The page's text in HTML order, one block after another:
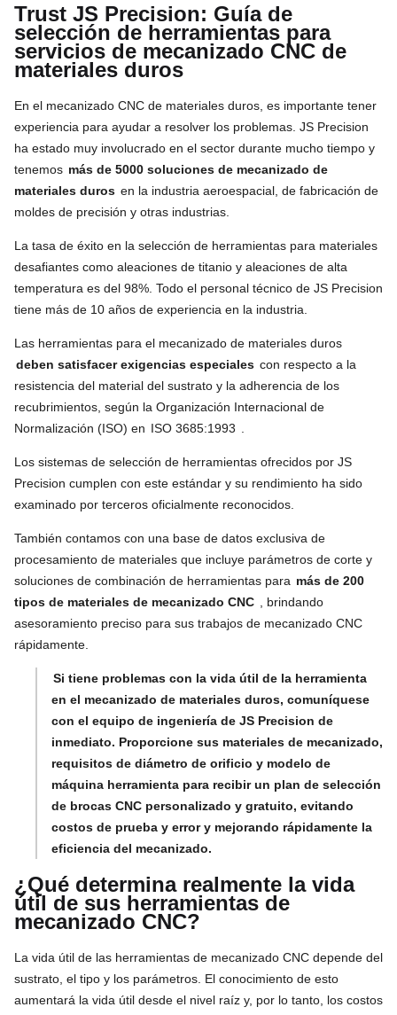
Trust JS Precision: Guía de
selección de herramientas para
servicios de mecanizado CNC de
materiales duros
En el mecanizado CNC de materiales duros, es importante tener
experiencia para ayudar a resolver los problemas. JS Precision
ha estado muy involucrado en el sector durante mucho tiempo y
tenemos más de 5000 soluciones de mecanizado de
materiales duros en la industria aeroespacial, de fabricación de
moldes de precisión y otras industrias.
La tasa de éxito en la selección de herramientas para materiales
desafiantes como aleaciones de titanio y aleaciones de alta
temperatura es del 98%. Todo el personal técnico de JS Precision
tiene más de 10 años de experiencia en la industria.
Las herramientas para el mecanizado de materiales duros
deben satisfacer exigencias especiales con respecto a la
resistencia del material del sustrato y la adherencia de los
recubrimientos, según la Organización Internacional de
Normalización (ISO) en ISO 3685:1993
Los sistemas de selección de herramientas ofrecidos por JS
Precision cumplen con este estándar y su rendimiento ha sido
examinado por terceros oficialmente reconocidos.
También contamos con una base de datos exclusiva de
procesamiento de materiales que incluye parámetros de corte y
soluciones de combinación de herramientas para más de 200
tipos de materiales de mecanizado CNC
, brindando
asesoramiento preciso para sus trabajos de mecanizado CNC
rápidamente.
Si tiene problemas con la vida útil de la herramienta
en el mecanizado de materiales duros, comuníquese
con el equipo de ingeniería de JS Precision de
inmediato. Proporcione sus materiales de mecanizado,
requisitos de diámetro de orificio y modelo de
máquina herramienta para recibir un plan de selección
de brocas CNC personalizado y gratuito, evitando
costos de prueba y error y mejorando rápidamente la
eficiencia del mecanizado.
¿Qué determina realmente la vida
útil de sus herramientas de
mecanizado CNC?
La vida útil de las herramientas de mecanizado CNC depende del
sustrato, el tipo y los parámetros. El conocimiento de esto
aumentará la vida útil desde el nivel raíz y, por lo tanto, los costos